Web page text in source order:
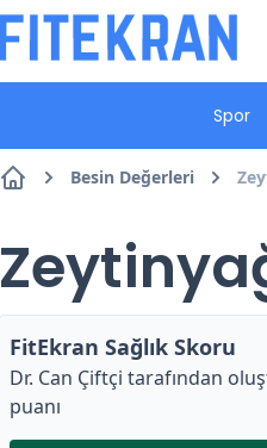
Spor
Besin Değerleri
FitEkran Sağlık Skoru
Dr. Can Çiftçi tarafından
puanı